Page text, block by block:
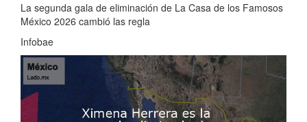
La segunda gala de eliminación de La Casa de los Famosos
México 2026 cambió las regla
Infobae